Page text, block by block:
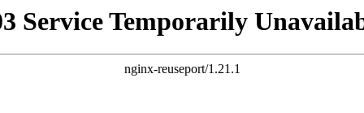
Service Temporarily
nginx-reuseport/1.21.1